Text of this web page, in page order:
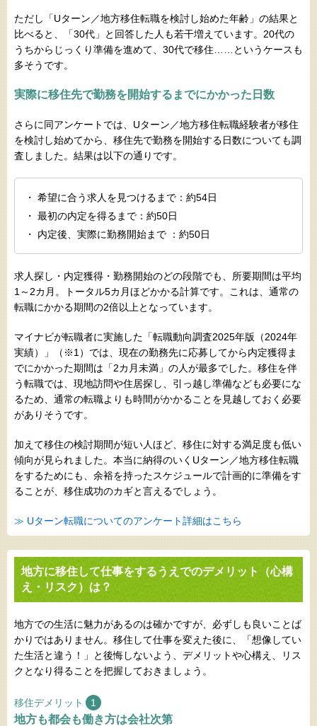
ただし「Uターン／地方移住転職を検討し始めた年齢」の結果と
比べると、「30代」と回答した人も若干増えています。20代の
うちからじっくり準備を進めて、30代で移住……というケースも
多そうです。
実際に移住先で勤務を開始するまでにかかった日数
さらに同アンケートでは、Uターン／地方移住転職経験者が移住
を検討し始めてから、移住先で勤務を開始する日数についても調
査しました。結果は以下の通りです。
・ 希望に合う求人を見つけるまで：約54日
・ 最初の内定を得るまで：約50日
・ 内定後、実際に勤務開始まで ：約50日
求人探し・内定獲得・勤務開始のどの段階でも、所要期間は平均
1～2カ月。トータル5カ月ほどかかる計算です。これは、通常の
転職にかかる期間の2倍以上となっています。
マイナビが転職者に実施した「転職動向調査2025年版（2024年
実績）」（※1）では、現在の勤務先に応募してから内定獲得ま
でにかかった期間は「2カ月未満」の人が最多でした。移住を伴
う転職では、現地訪問や住居探し、引っ越し準備なども必要にな
るため、通常の転職よりも時間がかかることを見越しておく必要
がありそうです。
加えて移住の検討期間が短い人ほど、移住に対する満足度も低い
傾向が見られました。本当に納得のいくUターン／地方移住転職
をするためにも、余裕を持ったスケジュールで計画的に準備をす
ることが、移住成功のカギと言えるでしょう。
≫ Uターン転職についてのアンケート詳細はこちら
地方に移住して仕事をするうえでのデメリット（心構
え・リスク）は？
地方での生活に魅力があるのは確かですが、必ずしも良いことば
かりではありません。移住して仕事を変えた後に、「想像してい
た生活と違う！」と後悔しないよう、デメリットや心構え、リス
クとなり得ることを把握しておきましょう。
移住デメリット 1
地方も都会も働き方は会社次第